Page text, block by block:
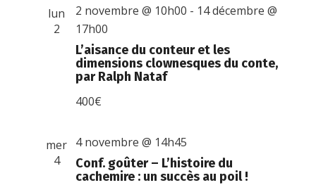
lun
2
L’aisance du conteur et les
dimensions clownesques du conte,
par Ralph Nataf
2 novembre @ 10h00 - 14 décembre @
17h00
400€
mer
4
Conf. goûter – L’histoire du
cachemire : un succès au poil !
4 novembre @ 14h45